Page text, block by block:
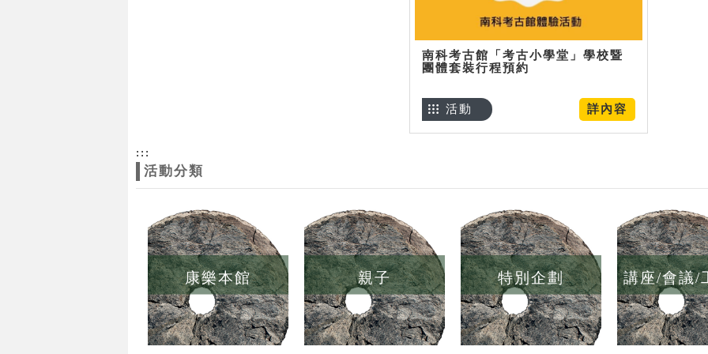
南科考古館「考古小學堂」學校暨
團體套裝行程預約
詳內容
活動
:::
活動分類
康樂本館 親子 特別企劃 講座/會議/